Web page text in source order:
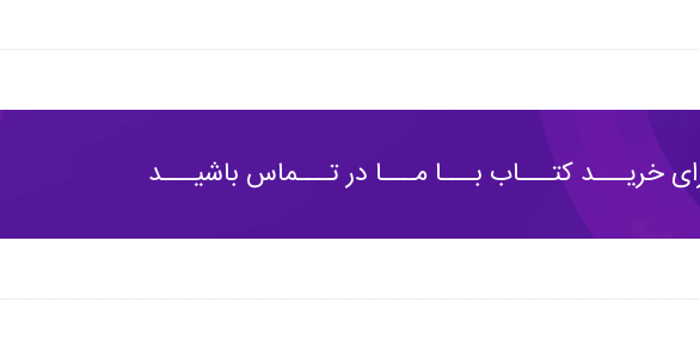
خریـــد کتـــاب بـــا مـــا در تـــماس باشیـــد